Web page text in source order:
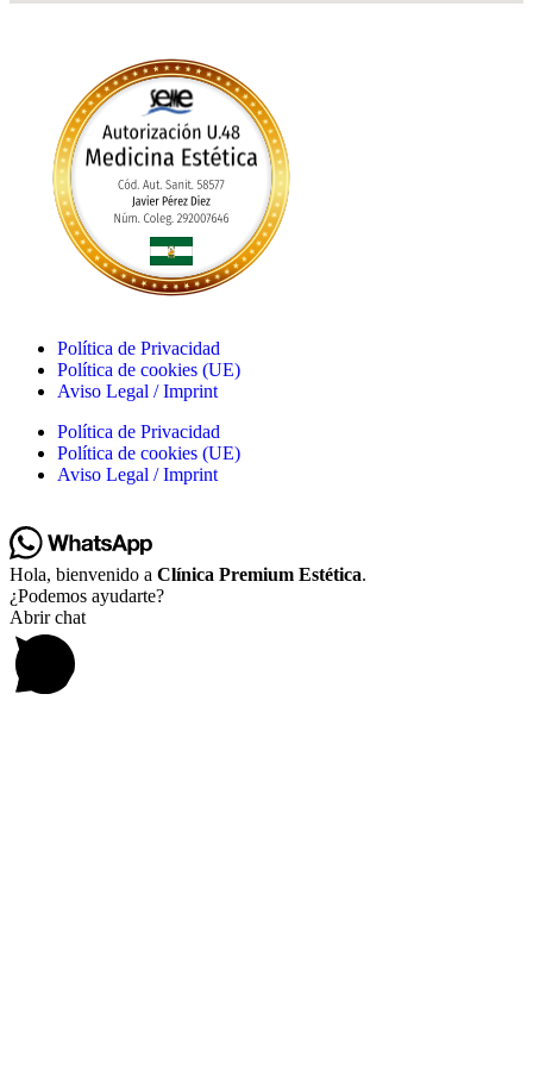
Política de Privacidad
Política de cookies (UE)
Aviso Legal / Imprint
Política de Privacidad
Política de cookies (UE)
Aviso Legal / Imprint
Hola, bienvenido a Clínica Premium Estética.
¿Podemos ayudarte?
Abrir chat